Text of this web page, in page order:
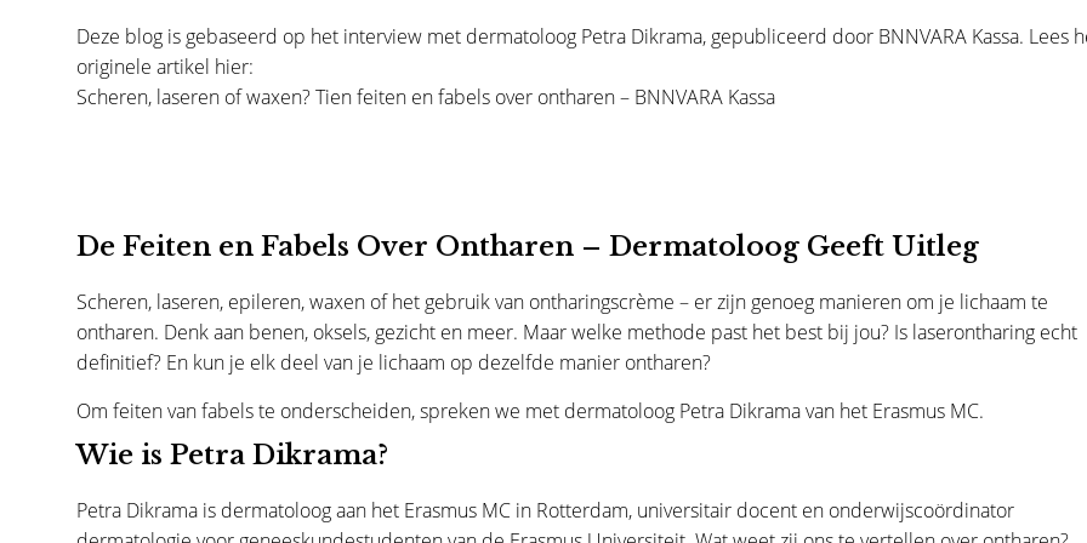
Deze blog is gebaseerd op het interview met dermatoloog Petra Dikrama, gepubliceerd door BNNVARA Kassa. Lees
originele artikel hier:
Scheren, laseren of waxen? Tien feiten en fabels over ontharen – BNNVARA Kassa
De Feiten en Fabels Over Ontharen – Dermatoloog Geeft Uitleg
Scheren, laseren, epileren, waxen of het gebruik van ontharingscrème – er zijn genoeg manieren om je lichaam te
ontharen. Denk aan benen, oksels, gezicht en meer. Maar welke methode past het best bij jou? Is laserontharing echt
definitief? En kun je elk deel van je lichaam op dezelfde manier ontharen?
Om feiten van fabels te onderscheiden, spreken we met dermatoloog Petra Dikrama van het Erasmus MC.
Wie is Petra Dikrama?
Petra Dikrama is dermatoloog aan het Erasmus MC in Rotterdam, universitair docent en onderwijscoördinator